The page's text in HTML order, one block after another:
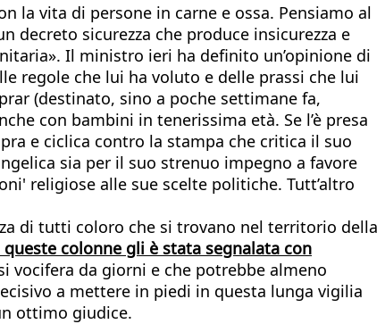
la vita di persone in carne e ossa. Pensiamo al
decreto sicurezza che produce insicurezza e
Il ministro ieri ha definito un’opinione di
regole che lui ha voluto e delle prassi che lui
(destinato, sino a poche settimane fa,
con bambini in tenerissima età. Se l’è presa
e ciclica contro la stampa che critica il suo
sia per il suo strenuo impegno a favore
religiose alle sue scelte politiche. Tutt’altro
di tutti coloro che si trovano nel territorio della
queste colonne gli è stata segnalata con
vocifera da giorni e che potrebbe almeno
a mettere in piedi in questa lunga vigilia
ottimo giudice.